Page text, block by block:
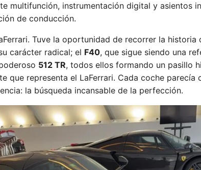
multifunción, instrumentación digital y asientos
de conducción.
Tuve la oportunidad de recorrer la historia
carácter radical; el F40, que sigue siendo una
512 TR, todos ellos formando un pasillo
que representa el LaFerrari. Cada coche parecía
la búsqueda incansable de la perfección.